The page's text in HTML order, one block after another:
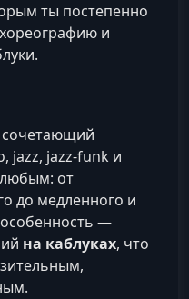
ты постепенно
и
сочетающий
jazz, jazz‑funk и
от
до медленного и
—
на каблуках, что